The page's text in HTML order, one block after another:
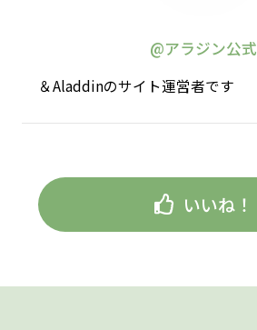
@アラジン公式
＆Aladdinのサイト運営者です
いいね！